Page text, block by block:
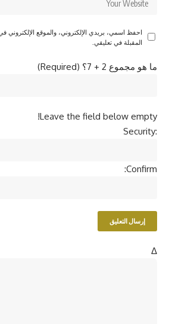
احفظ اسمي، بريدي الإلكتروني، والموقع الإلكتروني
المقبلة في تعليقي.
ما هو مجموع 2 + 7؟ (Required)
Leave the field below empty!
Security:
Confirm:
Δ